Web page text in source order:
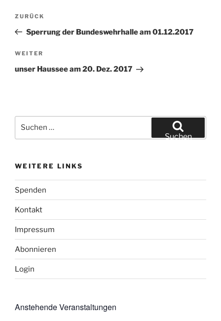
Beitragsnavigation
Vorheriger
Beitrag
ZURÜCK
Sperrung der Bundeswehrhalle am 01.12.2017
Nächster
Beitrag
WEITER
unser Haussee am 20. Dez. 2017
nach:
Suchen
WEITERE LINKS
Spenden
Kontakt
Impressum
Abonnieren
Login
Anstehende Veranstaltungen